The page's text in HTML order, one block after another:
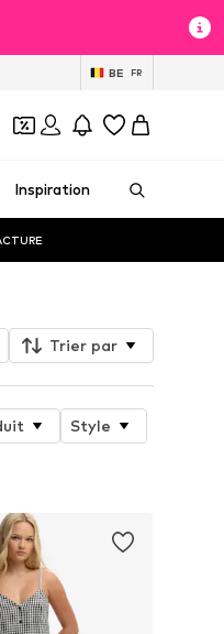
BE FR
Inspiration
Trier par
Style